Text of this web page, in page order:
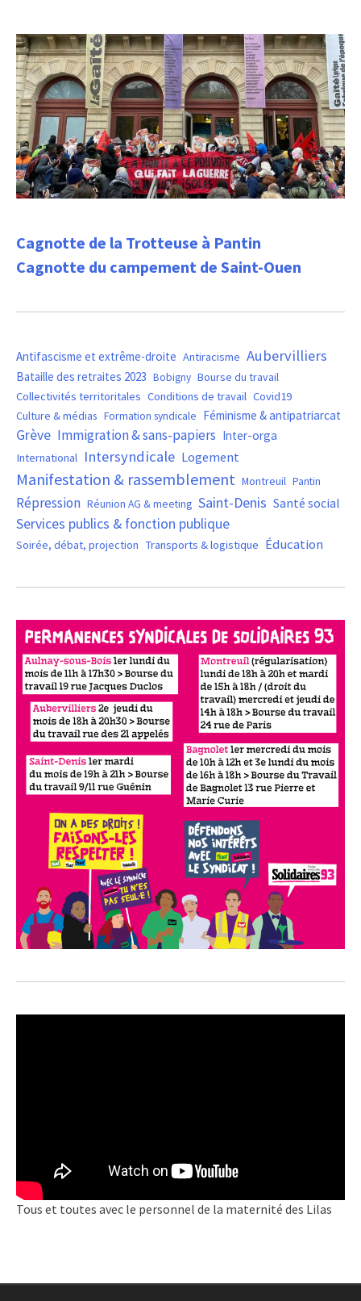
Cagnotte de la Trotteuse à Pantin
Cagnotte du campement de Saint-Ouen
Antifascisme et extrême-droite Antiracisme Aubervilliers
Bataille des retraites 2023 Bobigny Bourse du travail
Collectivités territoritales Conditions de travail Covid19
Culture & médias Formation syndicale Féminisme & antipatriarcat
Grève Immigration & sans-papiers Inter-orga
International Intersyndicale Logement
Manifestation & rassemblement Montreuil Pantin
Répression Réunion AG & meeting Saint-Denis Santé social
Services publics & fonction publique
Soirée, débat, projection Transports & logistique Éducation
Tous et toutes avec le personnel de la maternité des Lilas